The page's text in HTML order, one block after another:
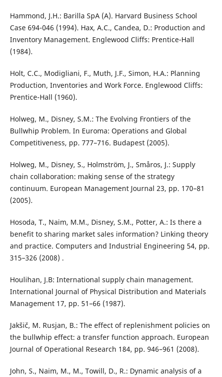
Hammond, J.H.: Barilla SpA (A). Harvard Business School
Case 694-046 (1994). Hax, A.C., Candea, D.: Production and
Inventory Management. Englewood Cliffs: Prentice-Hall
(1984).
Holt, C.C., Modigliani, F., Muth, J.F., Simon, H.A.: Planning
Production, Inventories and Work Force. Englewood Cliffs:
Prentice-Hall (1960).
Holweg, M., Disney, S.M.: The Evolving Frontiers of the
Bullwhip Problem. In Euroma: Operations and Global
Competitiveness, pp. 777–716. Budapest (2005).
Holweg, M., Disney, S., Holmström, J., Småros, J.: Supply
chain collaboration: making sense of the strategy
continuum. European Management Journal 23, pp. 170–81
(2005).
Hosoda, T., Naim, M.M., Disney, S.M., Potter, A.: Is there a
benefit to sharing market sales information? Linking theory
and practice. Computers and Industrial Engineering 54, pp.
315–326 (2008) .
Houlihan, J.B: International supply chain management.
International Journal of Physical Distribution and Materials
Management 17, pp. 51–66 (1987).
Jakšič, M. Rusjan, B.: The effect of replenishment policies on
the bullwhip effect: a transfer function approach. European
Journal of Operational Research 184, pp. 946–961 (2008).
John, S., Naim, M., M., Towill, D., R.: Dynamic analysis of a